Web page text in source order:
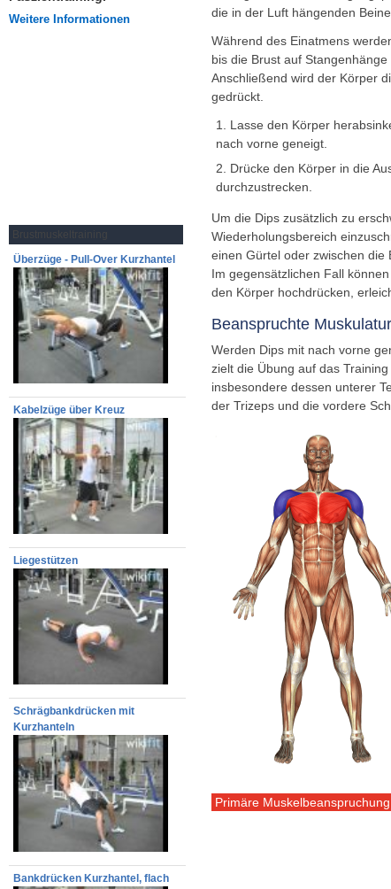
die in der Luft hängenden
Während des Einatmens
bis die Brust auf Stangenhänge
Anschließend wird der Körper
gedrückt.
Lasse den Körper
nach vorne geneigt.
Drücke den Körper in die
durchzustrecken.
Um die Dips zusätzlich zu
Wiederholungsbereich
einen Gürtel oder zwischen die
Im gegensätzlichen Fall
den Körper hochdrücken,
Beanspruchte
Werden Dips mit nach vorne
zielt die Übung auf das
insbesondere dessen unterer
der Trizeps und die vordere
Primäre Muskelbeanspruchung
Brustmuskeltraining
Überzüge - Pull-Over Kurzhantel
Kabelzüge über Kreuz
Liegestützen
Schrägbankdrücken mit
Kurzhanteln
Bankdrücken Kurzhantel, flach